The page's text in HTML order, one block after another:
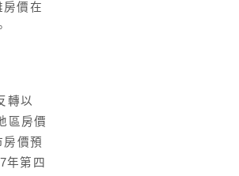
價在
轉以
區房價
價預
年第四